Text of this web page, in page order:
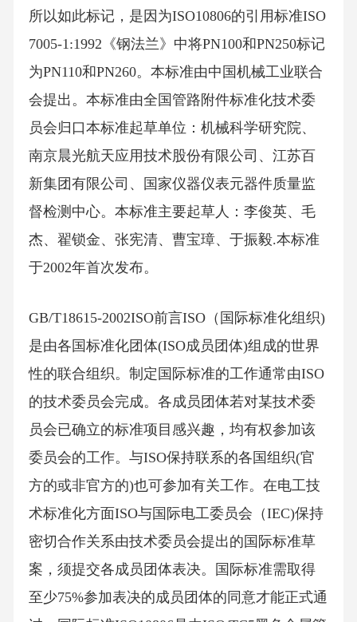
所以如此标记，是因为ISO10806的引用标准ISO
7005-1:1992《钢法兰》中将PN100和PN250标记
为PN110和PN260。本标准由中国机械工业联合
会提出。本标准由全国管路附件标准化技术委
员会归口本标准起草单位：机械科学研究院、
南京晨光航天应用技术股份有限公司、江苏百
新集团有限公司、国家仪器仪表元器件质量监
督检测中心。本标准主要起草人：李俊英、毛
杰、翟锁金、张宪清、曹宝璋、于振毅.本标准
于2002年首次发布。
GB/T18615-2002ISO前言ISO（国际标准化组织)
是由各国标准化团体(ISO成员团体)组成的世界
性的联合组织。制定国际标准的工作通常由ISO
的技术委员会完成。各成员团体若对某技术委
员会已确立的标准项目感兴趣，均有权参加该
委员会的工作。与ISO保持联系的各国组织(官
方的或非官方的)也可参加有关工作。在电工技
术标准化方面ISO与国际电工委员会（IEC)保持
密切合作关系由技术委员会提出的国际标准草
案，须提交各成员团体表决。国际标准需取得
至少75%参加表决的成员团体的同意才能正式通